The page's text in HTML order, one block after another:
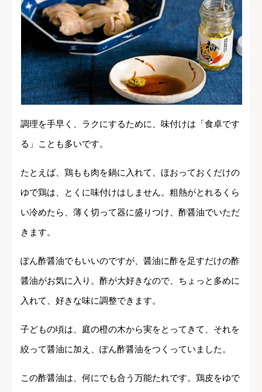
調理を手早く、ラクにするために、味付けは「食卓です
る」ことも多いです。
たとえば、鶏もも肉を鍋に入れて、ほおっておくだけの
ゆで鶏は、とくに味付けはしません。粗熱がとれるくら
い冷めたら、薄く切って器に盛りつけ、酢醤油でいただ
きます。
ぽん酢醤油でもいいのですが、醤油に酢を足すだけの酢
醤油がお気に入り。酢が大好きなので、ちょっと多めに
入れて、好きな味に調整できます。
子どもの頃は、庭の橙の木から実をとってきて、それを
絞って醤油に加え、ぽん酢醤油をつくっていました。
この酢醤油は、何にでも合う万能たれです。鶏皮をゆで